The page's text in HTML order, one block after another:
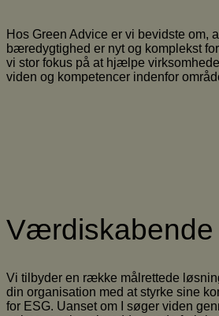
Hos Green Advice er vi bevidste om,
bæredygtighed er nyt og komplekst
vi stor fokus på at hjælpe
viden og kompetencer indenfor
Værdiskabende
Vi tilbyder en række målrettede
din organisation med at styrke sine
for ESG. Uanset om I søger viden